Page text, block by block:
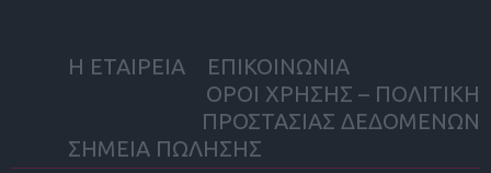
Η ΕΤΑΙΡΕΙΑ
ΕΠΙΚΟΙΝΩΝΙΑ
ΟΡΟΙ ΧΡΗΣΗΣ – ΠΟΛΙΤΙΚΗ
ΠΡΟΣΤΑΣΙΑΣ ΔΕΔΟΜΕΝΩΝ
ΣΗΜΕΙΑ ΠΩΛΗΣΗΣ